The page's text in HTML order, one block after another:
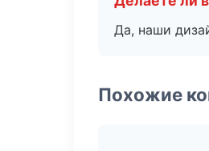
Да, наши
Похожие